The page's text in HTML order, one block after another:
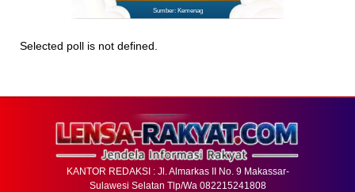
Sumber: Kemenag
Selected poll is not defined.
KANTOR REDAKSI : Jl. Almarkas II No. 9 Makassar-
Sulawesi Selatan Tlp/Wa 082215241808